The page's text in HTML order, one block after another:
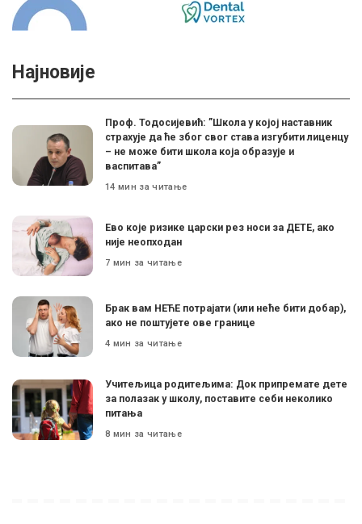
Најновије
Проф. Тодосијевић: ”Школа у којој наставник
страхује да ће због свог става изгубити лиценцу
– не може бити школа која образује и
васпитава”
14 мин за читање
Ево које ризике царски рез носи за ДЕТЕ, ако
није неопходан
7 мин за читање
Брак вам НЕЋЕ потрајати (или неће бити добар),
ако не поштујете ове границе
4 мин за читање
Учитељица родитељима: Док припремате дете
за полазак у школу, поставите себи неколико
питања
8 мин за читање